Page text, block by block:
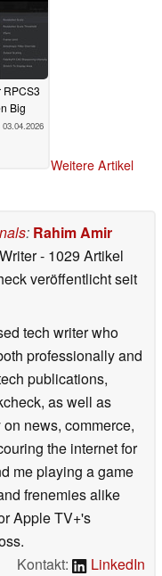
RPCS3
Big
03.04.2026
Weitere Artikel
: Rahim Amir
- 1029 Artikel
veröffentlichtseit
tech writer who
professionally and
publications,
as well as
news, commerce,
the internet for
me playing a game
frenemies alike
Apple TV+'s
Kontakt:
LinkedIn